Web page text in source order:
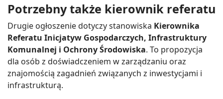
Potrzebny także kierownik referatu
Drugie ogłoszenie dotyczy stanowiska Kierownika
Referatu Inicjatyw Gospodarczych, Infrastruktury
Komunalnej i Ochrony Środowiska. To propozycja
dla osób z doświadczeniem w zarządzaniu oraz
znajomością zagadnień związanych z inwestycjami i
infrastrukturą.